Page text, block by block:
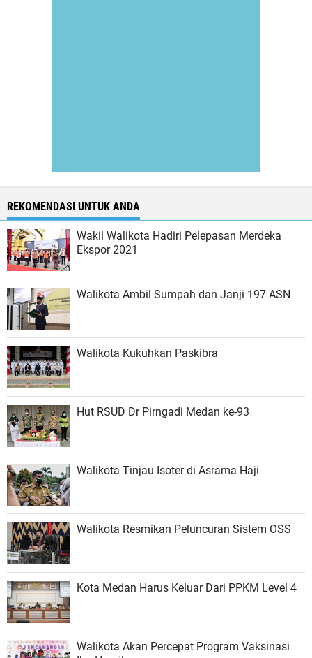
REKOMENDASI UNTUK ANDA
Wakil Walikota Hadiri Pelepasan Merdeka
Ekspor 2021
Walikota Ambil Sumpah dan Janji 197 ASN
Walikota Kukuhkan Paskibra
Hut RSUD Dr Pirngadi Medan ke-93
Walikota Tinjau Isoter di Asrama Haji
Walikota Resmikan Peluncuran Sistem OSS
Kota Medan Harus Keluar Dari PPKM Level 4
Walikota Akan Percepat Program Vaksinasi